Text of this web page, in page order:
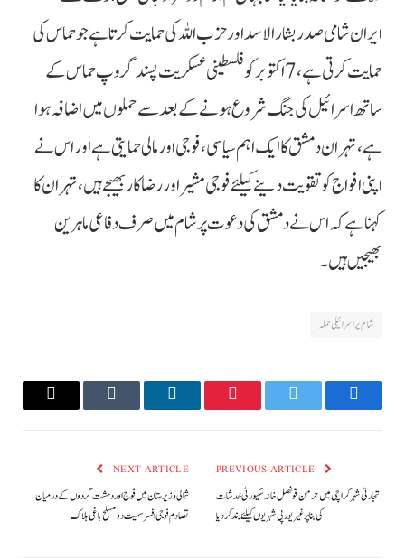
ایران شامی صدر بشار الاسد اور حزب اللہ کی حمایت کرتا ہے جو حماس کی
حمایت کرتی ہے، 7 اکتوبر کو فلسطینی عسکریت پسند گروپ حماس کے
ساتھ اسرائیل کی جنگ شروع ہونے کے بعد سے حملوں میں اضافہ ہوا
ہے، تہران دمشق کا ایک اہم سیاسی، فوجی اور مالی حمایتی ہے اور اس نے
اپنی افواج کو تقویت دینے کیلئے فوجی مشیر اور رضاکار بھیجے ہیں، تہران کا
کہنا ہے کہ اس نے دمشق کی دعوت پر شام میں صرف دفاعی ماہرین
بھیجیں ہیں۔
شام پر اسرائیلی حملہ
Facebook
Twitter
Pinterest
LinkedIn
Tumblr
Email
تجارتی شہر کراچی میں جرمن قونصل خانہ سکیورٹی خدشات
کی بنا پر غیر یورپی شہریوں کیلئے بند کردیا
NEXT ARTICLE
شمالی وزیرستان میں فوج اور دہشت گردوں کے درمیان
تصادم فوجی افسر سمیت دو مسلح باغی ہلاک